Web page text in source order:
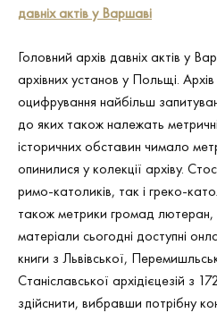
давніх актів у Варшаві
Головний архів давніх актів у
архівних установ у Польщі.
оцифрування найбільш
до яких також належать
історичних обставин чимало
опинилися у колекції архіву.
римо-католиків, так і греко-
також метрики громад лютеран,
матеріали сьогодні доступні
книги з Львівської,
Станіславської архідієцезій з
здійснити, вибравши потрібну